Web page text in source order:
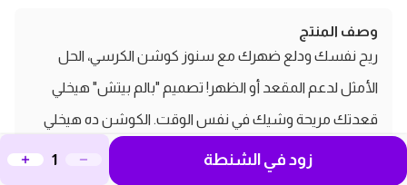
وصف المنتج
ريح نفسك ودلع ضهرك مع سنوز كوشن الكرسي، الحل
الأمثل لدعم المقعد أو الظهر! تصميم "بالم بيتش" هيخلي
قعدتك مريحة وشيك في نفس الوقت. الكوشن ده هيخلي
أي قعدة ممتعة، سواء بتشتغل من البيت أو بتتفرج على
زود في الشنطة